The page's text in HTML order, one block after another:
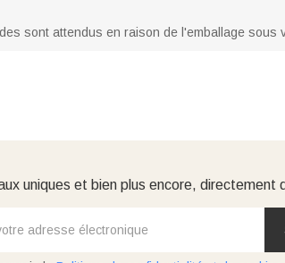
sont attendus en raison de l'emballage sous
uniques et bien plus encore,